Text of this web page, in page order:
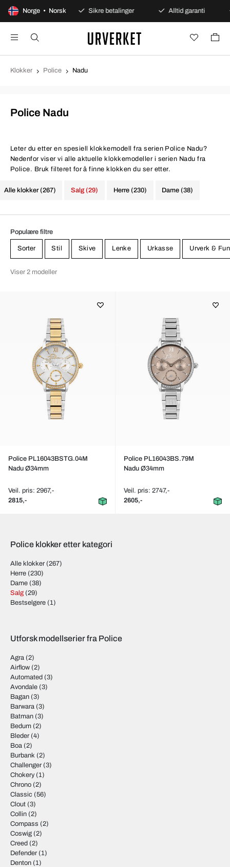
Norge • Norsk
åpent kjøp Sikre betalinger Alltid garanti
Klokker Police Nadu
Police Nadu
Leter du etter en spesiell klokkemodell fra serien Police Nadu?
Nedenfor viser vi alle aktuelle klokkemodeller i serien Nadu fra
Police. Bruk filteret for å finne klokken du ser etter.
Alle klokker (267) Herre (230) Dame (38)
Salg (29)
Populære filtre
Sorter Stil Skive Lenke Urkasse Urverk &
Viser 2 modeller
Police PL16043BSTG.04M
Nadu Ø34mm
Veil. pris: 2967,-
2815,-
Police PL16043BS.79M
Nadu Ø34mm
Veil. pris: 2747,-
2605,-
Police klokker etter kategori
Alle klokker (267)
Herre (230)
Dame (38)
Salg (29)
Bestselgere (1)
Utforsk modellserier fra Police
Agra (2)
Airflow (2)
Automated (3)
Avondale (3)
Bagan (3)
Barwara (3)
Batman (3)
Bedum (2)
Bleder (4)
Boa (2)
Burbank (2)
Challenger (3)
Chokery(1)
Chrono (2)
Classic (56)
Clout (3)
Collin (2)
Compass (2)
Coswig (2)
Creed (2)
Defender (1)
Denton (1)